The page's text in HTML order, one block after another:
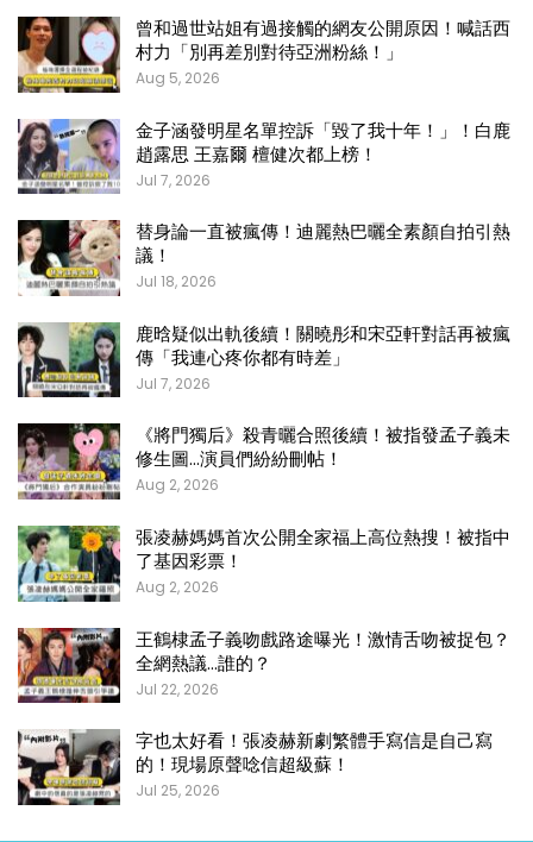
曾和過世站姐有過接觸的網友公開原因！喊話西
村力「別再差別對待亞洲粉絲！」
Aug 5, 2026
金子涵發明星名單控訴「毀了我十年！」！白鹿
趙露思 王嘉爾 檀健次都上榜！
Jul 7, 2026
替身論一直被瘋傳！迪麗熱巴曬全素顏自拍引熱
議！
Jul 18, 2026
鹿晗疑似出軌後續！關曉彤和宋亞軒對話再被瘋
傳「我連心疼你都有時差」
Jul 7, 2026
《將門獨后》殺青曬合照後續！被指發孟子義未
修生圖…演員們紛紛刪帖！
Aug 2, 2026
張凌赫媽媽首次公開全家福上高位熱搜！被指中
了基因彩票！
Aug 2, 2026
王鶴棣孟子義吻戲路途曝光！激情舌吻被捉包？
全網熱議…誰的？
Jul 22, 2026
字也太好看！張凌赫新劇繁體手寫信是自己寫
的！現場原聲唸信超級蘇！
Jul 25, 2026